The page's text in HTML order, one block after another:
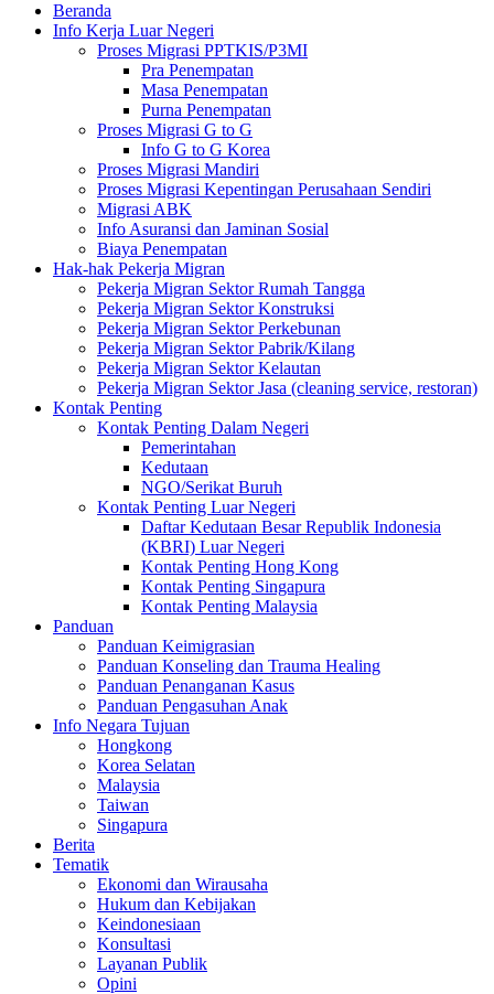
Beranda
Info Kerja Luar Negeri
Proses Migrasi PPTKIS/P3MI
Pra Penempatan
Masa Penempatan
Purna Penempatan
Proses Migrasi G to G
Info G to G Korea
Proses Migrasi Mandiri
Proses Migrasi Kepentingan Perusahaan Sendiri
Migrasi ABK
Info Asuransi dan Jaminan Sosial
Biaya Penempatan
Hak-hak Pekerja Migran
Pekerja Migran Sektor Rumah Tangga
Pekerja Migran Sektor Konstruksi
Pekerja Migran Sektor Perkebunan
Pekerja Migran Sektor Pabrik/Kilang
Pekerja Migran Sektor Kelautan
Pekerja Migran Sektor Jasa (cleaning service, restoran)
Kontak Penting
Kontak Penting Dalam Negeri
Pemerintahan
Kedutaan
NGO/Serikat Buruh
Kontak Penting Luar Negeri
Daftar Kedutaan Besar Republik Indonesia
(KBRI) Luar Negeri
Kontak Penting Hong Kong
Kontak Penting Singapura
Kontak Penting Malaysia
Panduan
Panduan Keimigrasian
Panduan Konseling dan Trauma Healing
Panduan Penanganan Kasus
Panduan Pengasuhan Anak
Info Negara Tujuan
Hongkong
Korea Selatan
Malaysia
Taiwan
Singapura
Berita
Tematik
Ekonomi dan Wirausaha
Hukum dan Kebijakan
Keindonesiaan
Konsultasi
Layanan Publik
Opini